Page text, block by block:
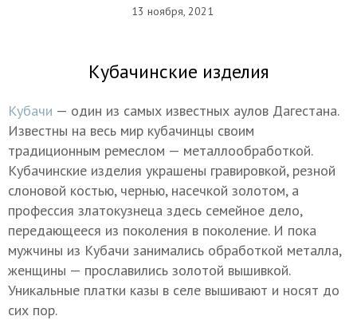
13 ноября, 2021
Кубачинские изделия
Кубачи — один из самых известных аулов Дагестана.
Известны на весь мир кубачинцы своим
традиционным ремеслом — металлообработкой.
Кубачинские изделия украшены гравировкой, резной
слоновой костью, чернью, насечкой золотом, а
профессия златокузнеца здесь семейное дело,
передающееся из поколения в поколение. И пока
мужчины из Кубачи занимались обработкой металла,
женщины — прославились золотой вышивкой.
Уникальные платки казы в селе вышивают и носят до
сих пор.